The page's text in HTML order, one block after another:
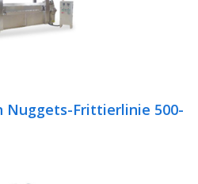
Nuggets-Frittierlinie 500-